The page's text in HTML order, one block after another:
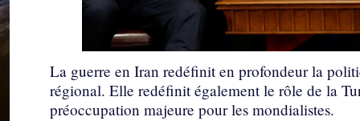
La guerre en Iran redéfinit en profondeur la
régional. Elle redéfinit également le rôle de la
préoccupation majeure pour les mondialistes.